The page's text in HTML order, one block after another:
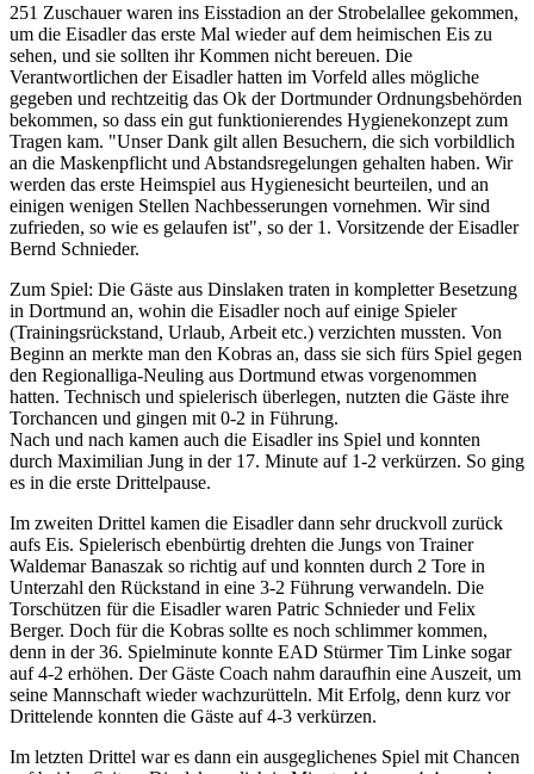
251 Zuschauer waren ins Eisstadion an der Strobelallee gekommen,
um die Eisadler das erste Mal wieder auf dem heimischen Eis zu
sehen, und sie sollten ihr Kommen nicht bereuen. Die
Verantwortlichen der Eisadler hatten im Vorfeld alles mögliche
gegeben und rechtzeitig das Ok der Dortmunder Ordnungsbehörden
bekommen, so dass ein gut funktionierendes Hygienekonzept zum
Tragen kam. "Unser Dank gilt allen Besuchern, die sich vorbildlich
an die Maskenpflicht und Abstandsregelungen gehalten haben. Wir
werden das erste Heimspiel aus Hygienesicht beurteilen, und an
einigen wenigen Stellen Nachbesserungen vornehmen. Wir sind
zufrieden, so wie es gelaufen ist", so der 1. Vorsitzende der Eisadler
Bernd Schnieder.
Zum Spiel: Die Gäste aus Dinslaken traten in kompletter Besetzung
in Dortmund an, wohin die Eisadler noch auf einige Spieler
(Trainingsrückstand, Urlaub, Arbeit etc.) verzichten mussten. Von
Beginn an merkte man den Kobras an, dass sie sich fürs Spiel gegen
den Regionalliga-Neuling aus Dortmund etwas vorgenommen
hatten. Technisch und spielerisch überlegen, nutzten die Gäste ihre
Torchancen und gingen mit 0-2 in Führung.
Nach und nach kamen auch die Eisadler ins Spiel und konnten
durch Maximilian Jung in der 17. Minute auf 1-2 verkürzen. So ging
es in die erste Drittelpause.
Im zweiten Drittel kamen die Eisadler dann sehr druckvoll zurück
aufs Eis. Spielerisch ebenbürtig drehten die Jungs von Trainer
Waldemar Banaszak so richtig auf und konnten durch 2 Tore in
Unterzahl den Rückstand in eine 3-2 Führung verwandeln. Die
Torschützen für die Eisadler waren Patric Schnieder und Felix
Berger. Doch für die Kobras sollte es noch schlimmer kommen,
denn in der 36. Spielminute konnte EAD Stürmer Tim Linke sogar
auf 4-2 erhöhen. Der Gäste Coach nahm daraufhin eine Auszeit, um
seine Mannschaft wieder wachzurütteln. Mit Erfolg, denn kurz vor
Drittelende konnten die Gäste auf 4-3 verkürzen.
Im letzten Drittel war es dann ein ausgeglichenes Spiel mit Chancen